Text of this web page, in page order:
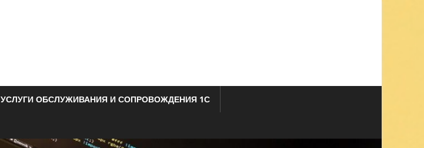
УСЛУГИ ОБСЛУЖИВАНИЯ И СОПРОВОЖДЕНИЯ 1С